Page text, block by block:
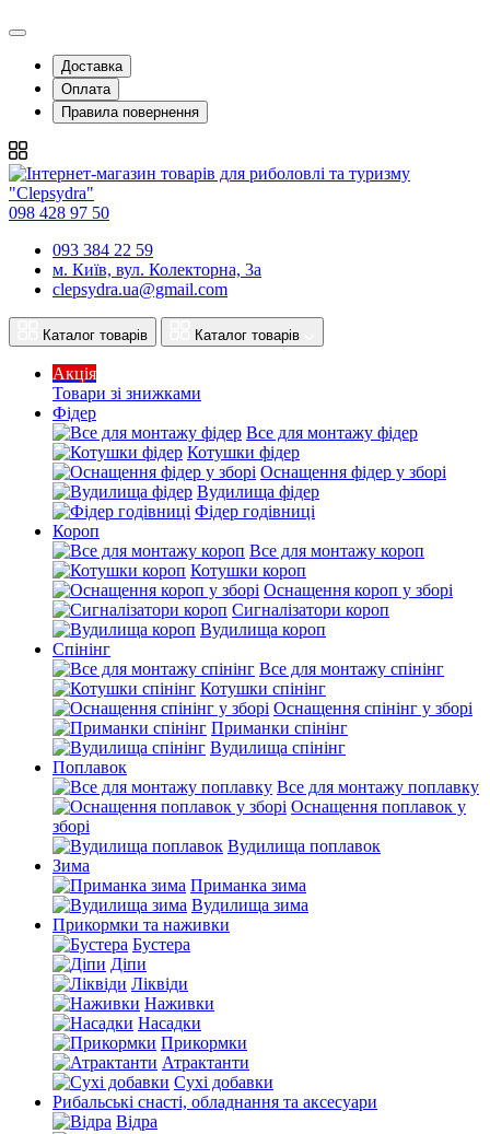
Доставка
Оплата
Правила повернення
098 428 97 50
093 384 22 59
м. Київ, вул. Колекторна, 3а
clepsydra.ua@gmail.com
Каталог товарів Каталог товарів
Акція
Товари зі знижками
Фідер
Все для монтажу фідер
Котушки фідер
Оснащення фідер у зборі
Вудилища фідер
Фідер годівниці
Короп
Все для монтажу короп
Котушки короп
Оснащення короп у зборі
Сигналізатори короп
Вудилища короп
Спінінг
Все для монтажу спінінг
Котушки спінінг
Оснащення спінінг у зборі
Приманки спінінг
Вудилища спінінг
Поплавок
Все для монтажу поплавку
Оснащення поплавок у
зборі
Вудилища поплавок
Зима
Приманка зима
Вудилища зима
Прикормки та наживки
Бустера
Діпи
Ліквіди
Наживки
Насадки
Прикормки
Атрактанти
Сухі добавки
Рибальські снасті, обладнання та аксесуари
Відра